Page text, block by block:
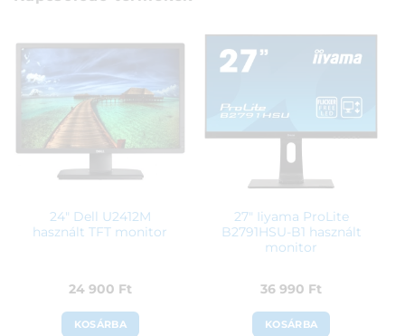
24″ Dell U2412M
használt TFT monitor
24 900 Ft
KOSÁRBA
27″ Iiyama ProLite
B2791HSU-B1 használt
monitor
36 990 Ft
KOSÁRBA